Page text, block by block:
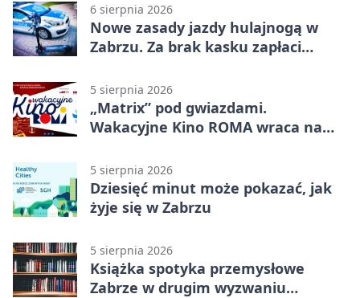
6 sierpnia 2026
Nowe zasady jazdy hulajnogą w
Zabrzu. Za brak kasku zapłaci
5 sierpnia 2026
„Matrix” pod gwiazdami.
Wakacyjne Kino ROMA wraca na
5 sierpnia 2026
Dziesięć minut może pokazać, jak
żyje się w Zabrzu
5 sierpnia 2026
Książka spotyka przemysłowe
Zabrze w drugim wyzwaniu